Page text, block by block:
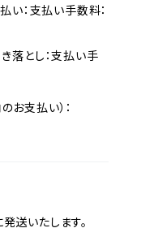
い：支払い手数料：
落とし：支払い手
支払い）：
送いたします。